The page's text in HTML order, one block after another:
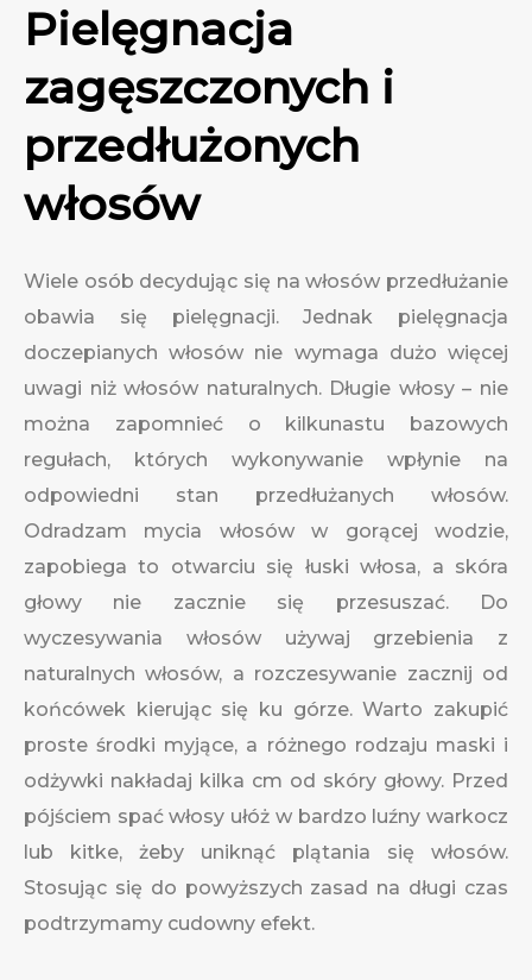
Pielęgnacja
zagęszczonych i
przedłużonych
włosów
Wiele osób decydując się na włosów przedłużanie
obawia się pielęgnacji. Jednak pielęgnacja
doczepianych włosów nie wymaga dużo więcej
uwagi niż włosów naturalnych. Długie włosy – nie
można zapomnieć o kilkunastu bazowych
regułach, których wykonywanie wpłynie na
odpowiedni stan przedłużanych włosów.
Odradzam mycia włosów w gorącej wodzie,
zapobiega to otwarciu się łuski włosa, a skóra
głowy nie zacznie się przesuszać. Do
wyczesywania włosów używaj grzebienia z
naturalnych włosów, a rozczesywanie zacznij od
końcówek kierując się ku górze. Warto zakupić
proste środki myjące, a różnego rodzaju maski i
odżywki nakładaj kilka cm od skóry głowy. Przed
pójściem spać włosy ułóż w bardzo luźny warkocz
lub kitke, żeby uniknąć plątania się włosów.
Stosując się do powyższych zasad na długi czas
podtrzymamy cudowny efekt.